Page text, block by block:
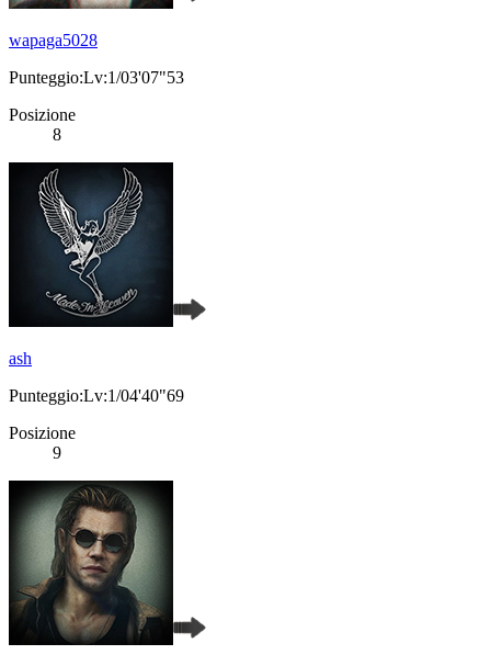
wapaga5028
Punteggio:Lv:1/03'07"53
Posizione
8
ash
Punteggio:Lv:1/04'40"69
Posizione
9